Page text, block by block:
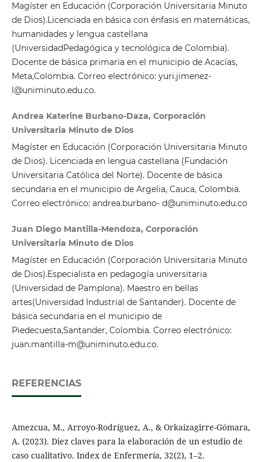
Magíster en Educación (Corporación Universitaria Minuto
de Dios).Licenciada en básica con énfasis en matemáticas,
humanidades y lengua castellana
(UniversidadPedagógica y tecnológica de Colombia).
Docente de básica primaria en el municipio de Acacías,
Meta,Colombia. Correo electrónico: yuri.jimenez-
l@uniminuto.edu.co.
Andrea Katerine Burbano-Daza, Corporación
Universitaria Minuto de Dios
Magíster en Educación (Corporación Universitaria Minuto
de Dios). Licenciada en lengua castellana (Fundación
Universitaria Católica del Norte). Docente de básica
secundaria en el municipio de Argelia, Cauca, Colombia.
Correo electrónico: andrea.burbano- d@uniminuto.edu.co
Juan Diego Mantilla-Mendoza, Corporación
Universitaria Minuto de Dios
Magíster en Educación (Corporación Universitaria Minuto
de Dios).Especialista en pedagogía universitaria
(Universidad de Pamplona). Maestro en bellas
artes(Universidad Industrial de Santander). Docente de
básica secundaria en el municipio de
Piedecuesta,Santander, Colombia. Correo electrónico:
juan.mantilla-m@uniminuto.edu.co.
REFERENCIAS
Amezcua, M., Arroyo-Rodríguez, A., & Orkaizagirre-Gómara,
A. (2023). Diez claves para la elaboración de un estudio de
caso cualitativo. Index de Enfermería, 32(2), 1–2.